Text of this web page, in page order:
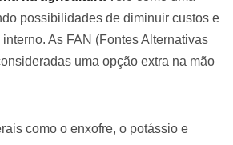
possibilidades de diminuir custos e
As FAN (Fontes Alternativas
uma opção extra na mão
como o enxofre, o potássio e